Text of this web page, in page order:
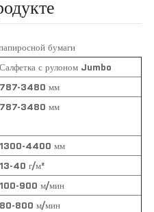
бумаги
Салфетка с рулоном Jumbo
787-3480 мм
787-3480 мм
1300-4400 мм
13-40 г/м²
100-900 м/мин
80-800 м/мин